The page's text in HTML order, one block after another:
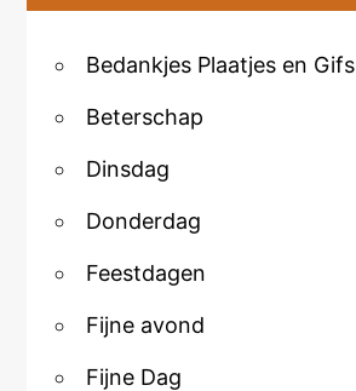
Bedankjes Plaatjes en Gifs
Beterschap
Dinsdag
Donderdag
Feestdagen
Fijne avond
Fijne Dag